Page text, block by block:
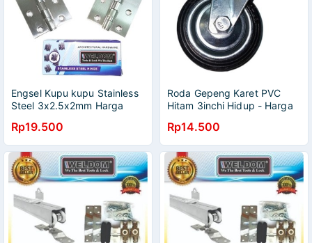
Engsel Kupu kupu Stainless
Steel 3x2.5x2mm Harga
Rp19.500
Roda Gepeng Karet PVC
Hitam 3inchi Hidup - Harga
Rp14.500